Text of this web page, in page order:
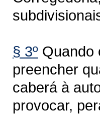
§ 3º Quando
preencher
caberá à
provocar,